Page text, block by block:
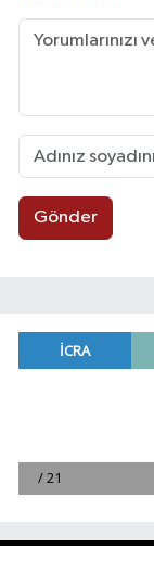
Gönder